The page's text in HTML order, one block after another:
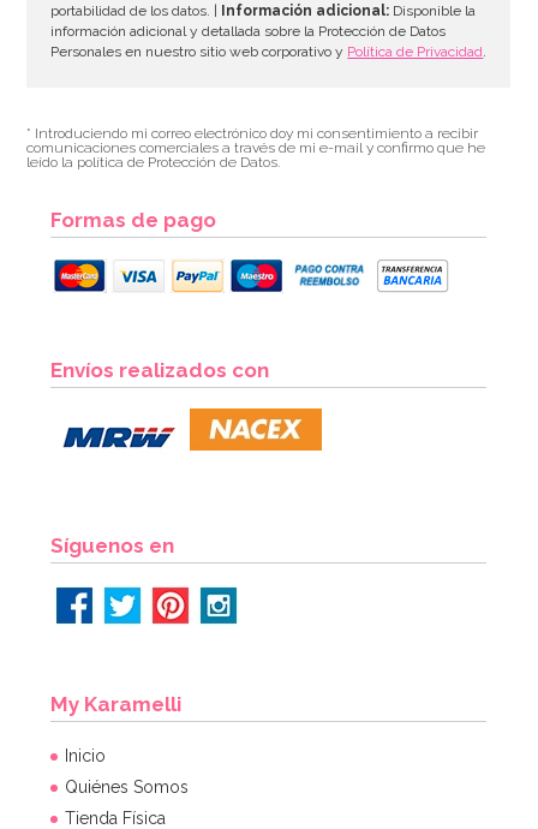
7,20€
portabilidad de los datos. |
Información adicional: Disponible la
información adicional y detallada sobre la Protección de Datos
Personales en nuestro sitio web corporativo y Política de Privacidad.
* Introduciendo mi correo electrónico doy mi consentimiento a recibir
comunicaciones comerciales a través de mi e-mail y confirmo que he
leído la política de Protección de Datos.
Formas de pago
Envíos realizados con
Síguenos en
My Karamelli
Inicio
Quiénes Somos
Tienda Física